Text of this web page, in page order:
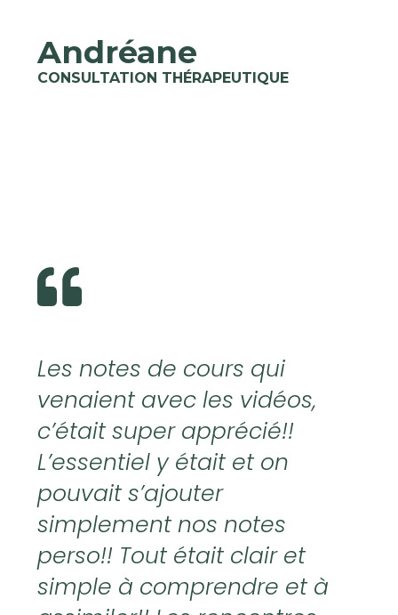
Andréane
CONSULTATION THÉRAPEUTIQUE
Les notes de cours qui
venaient avec les vidéos,
c’était super apprécié!!
L’essentiel y était et on
pouvait s’ajouter
simplement nos notes
perso!! Tout était clair et
simple à comprendre et à